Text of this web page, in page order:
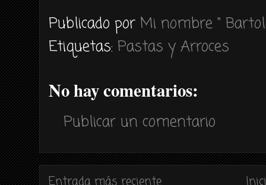
Publicado por Mi nombre "
Etiquetas: Pastas y Arroces
No hay comentarios:
Publicar un comentario